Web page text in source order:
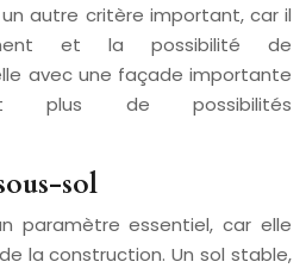
autre critère important, car il
et la possibilité de
avec une façade importante
plus de possibilités
sol
paramètre essentiel, car elle
la construction. Un sol stable,